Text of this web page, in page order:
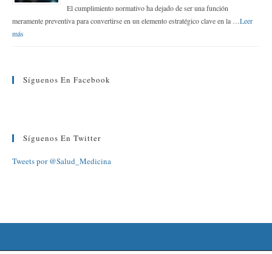
El cumplimiento normativo ha dejado de ser una función
meramente preventiva para convertirse en un elemento estratégico clave en la … Leer
más
Síguenos En Facebook
Síguenos En Twitter
Tweets por @Salud_Medicina